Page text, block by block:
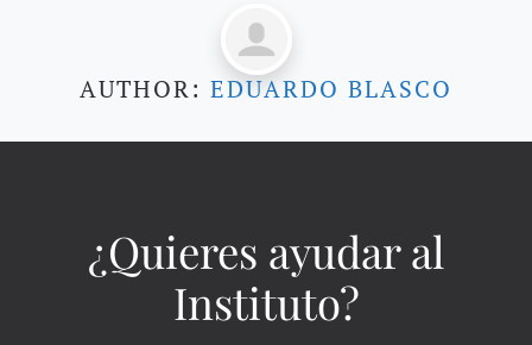
AUTHOR: EDUARDO BLASCO
¿Quieres ayudar al
Instituto?